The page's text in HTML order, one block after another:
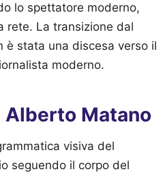
lo spettatore moderno,
rete. La transizione dal
è stata una discesa verso il
moderno.
Alberto Matano
visiva del
seguendo il corpo del